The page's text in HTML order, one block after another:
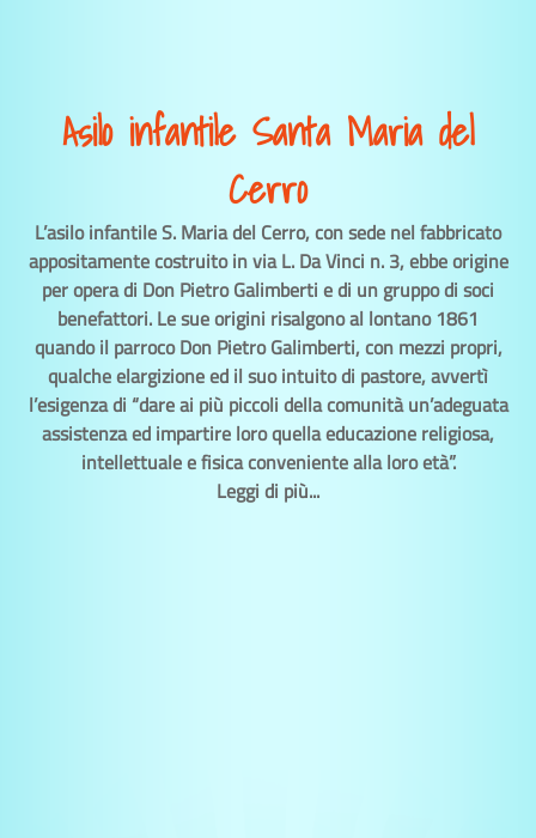
Asilo infantile Santa Maria del
Cerro
L’asilo infantile S. Maria del Cerro, con sede nel fabbricato
appositamente costruito in via L. Da Vinci n. 3, ebbe origine
per opera di Don Pietro Galimberti e di un gruppo di soci
benefattori. Le sue origini risalgono al lontano 1861
quando il parroco Don Pietro Galimberti, con mezzi propri,
qualche elargizione ed il suo intuito di pastore, avvertì
l’esigenza di “dare ai più piccoli della comunità un’adeguata
assistenza ed impartire loro quella educazione religiosa,
intellettuale e fisica conveniente alla loro età”.
Leggi di più...